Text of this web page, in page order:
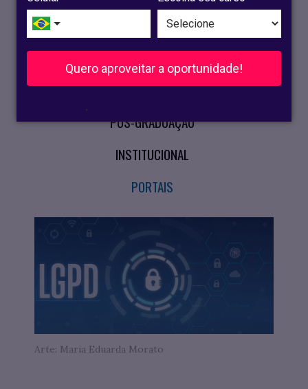
Quero aproveitar a oportunidade!
.
RECIFE
VESTIBULAR
CURSOS PRESENCIAIS
PÓS-GRADUAÇÃO
INSTITUCIONAL
PORTAIS
Arte: Maria Eduarda Morato